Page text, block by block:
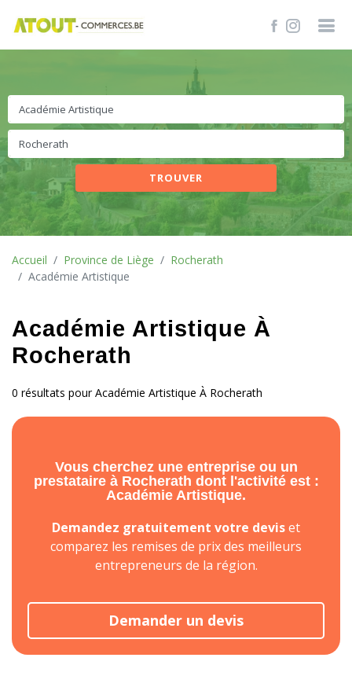
TROUVER
Accueil Province de Liège
Rocherath
Académie Artistique
Académie Artistique À
Rocherath
0 résultats pour Académie Artistique À Rocherath
Vous cherchez une entreprise ou un
prestataire à Rocherath dont l'activité est :
Académie Artistique.
Demandez gratuitement votre deviset
comparez les remises de prix des meilleurs
entrepreneurs de la région.
Demander un devis